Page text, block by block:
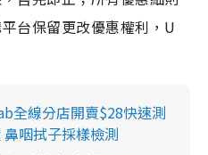
台保留更改優惠權利，U
全線分店開賣$28快速測
咽拭子採樣檢測